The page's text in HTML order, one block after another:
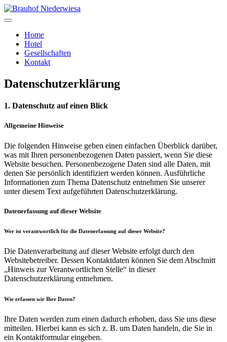
Home
Hotel
Gesellschaften
Kontakt
Datenschutzerklärung
1. Datenschutz auf einen Blick
Allgemeine Hinweise
Die folgenden Hinweise geben einen einfachen Überblick darüber,
was mit Ihren personenbezogenen Daten passiert, wenn Sie diese
Website besuchen. Personenbezogene Daten sind alle Daten, mit
denen Sie persönlich identifiziert werden können. Ausführliche
Informationen zum Thema Datenschutz entnehmen Sie unserer
unter diesem Text aufgeführten Datenschutzerklärung.
Datenerfassung auf dieser Website
Wer ist verantwortlich für die Datenerfassung auf dieser Website?
Die Datenverarbeitung auf dieser Website erfolgt durch den
Websitebetreiber. Dessen Kontaktdaten können Sie dem Abschnitt
„Hinweis zur Verantwortlichen Stelle“ in dieser
Datenschutzerklärung entnehmen.
Wie erfassen wir Ihre Daten?
Ihre Daten werden zum einen dadurch erhoben, dass Sie uns diese
mitteilen. Hierbei kann es sich z. B. um Daten handeln, die Sie in
ein Kontaktformular eingeben.